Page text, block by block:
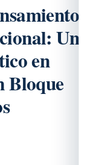
Un
en
Bloque